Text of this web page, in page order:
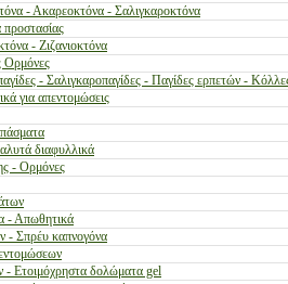
- Ακαρεοκτόνα - Σαλιγκαροκτόνα
προστασίας
- Ζιζανιοκτόνα
Ορμόνες
- Σαλιγκαροπαγίδες - Παγίδες ερπετών -
για απεντομώσεις
διαφυλλικά
- Ορμόνες
- Απωθητικά
- Σπρέυ καπνογόνα
- Ετοιμόχρηστα δολώματα gel